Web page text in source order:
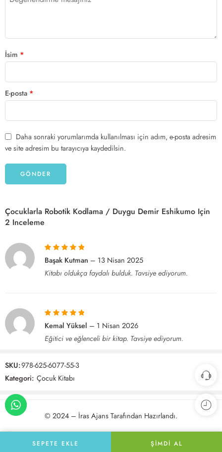
İsim *
E-posta *
Daha sonraki yorumlarımda kullanılması için adım, e-posta adresim
ve site adresim bu tarayıcıya kaydedilsin.
Çocuklarla Robotik Kodlama / Duygu Demir Eshikumo Için
2 Inceleme
5 üzerinden5
oy aldı
Başak Kutman – 13 Nisan 2025
Kitabı oldukça faydalı bulduk. Tavsiye ediyorum.
5 üzerinden5
Kemal Yüksel – 1 Nisan 2026
Eğitici ve eğlenceli bir kitap. Tavsiye ediyorum.
SKU:978-625-6077-55-3
Kategori: Çocuk Kitabı
© 2024 – İras AjansTarafından Hazırlandı.
SEPETE EKLE ŞIMDI AL